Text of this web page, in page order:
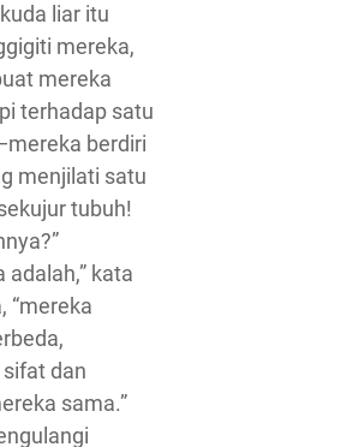
liar itu
mereka,
mereka
terhadap satu
berdiri
menjilati satu
tubuh!
adalah,” kata
“mereka
dan
sama.”